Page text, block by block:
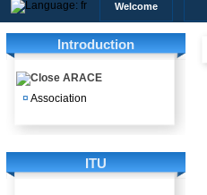
Welcome
Introduction
ARACE
¤ Association
ITU